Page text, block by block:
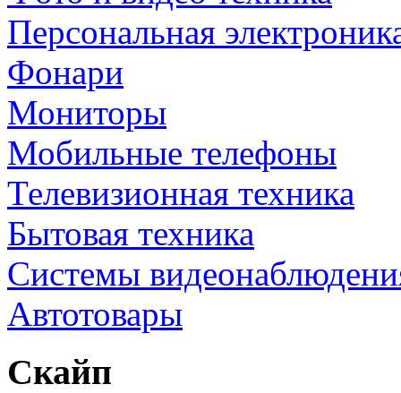
Персональная
Фонари
Мониторы
Мобильные телефоны
Телевизионная техника
Бытовая техника
Cистемы
Автотовары
Скайп